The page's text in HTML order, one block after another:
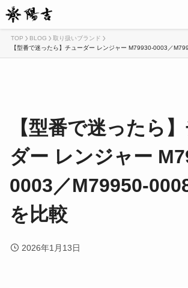
TOP BLOG
取り扱いブランド
【型番で迷ったら】チューダー レンジャー M79930-0003／
【型番で迷ったら
ダー レンジャー
0003／M79950-
を比較
2026年1月13日